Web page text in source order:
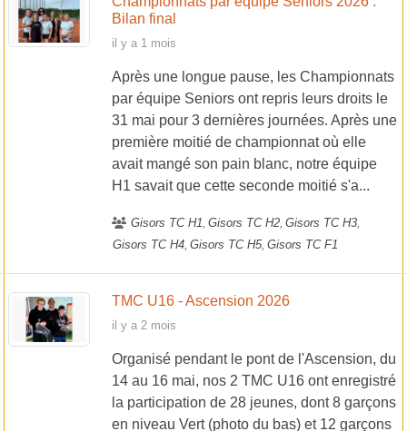
Bilan final
il y a 1 mois
Après une longue pause, les Championnats
par équipe Seniors ont repris leurs droits le
31 mai pour 3 dernières journées. Après une
première moitié de championnat où elle
avait mangé son pain blanc, notre équipe
H1 savait que cette seconde moitié s'a...
Gisors TC H1 Gisors TC H2 Gisors TC H3
Gisors TC H4 Gisors TC H5 Gisors TC F1
TMC U16 - Ascension 2026
il y a 2 mois
Organisé pendant le pont de l'Ascension, du
14 au 16 mai, nos 2 TMC U16 ont enregistré
la participation de 28 jeunes, dont 8 garçons
en niveau Vert (photo du bas) et 12 garçons